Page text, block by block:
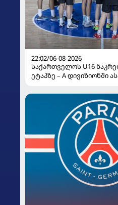
22:02/06-08-2026
საქართველოს U16
ეტაპზე – A დივიზიონში